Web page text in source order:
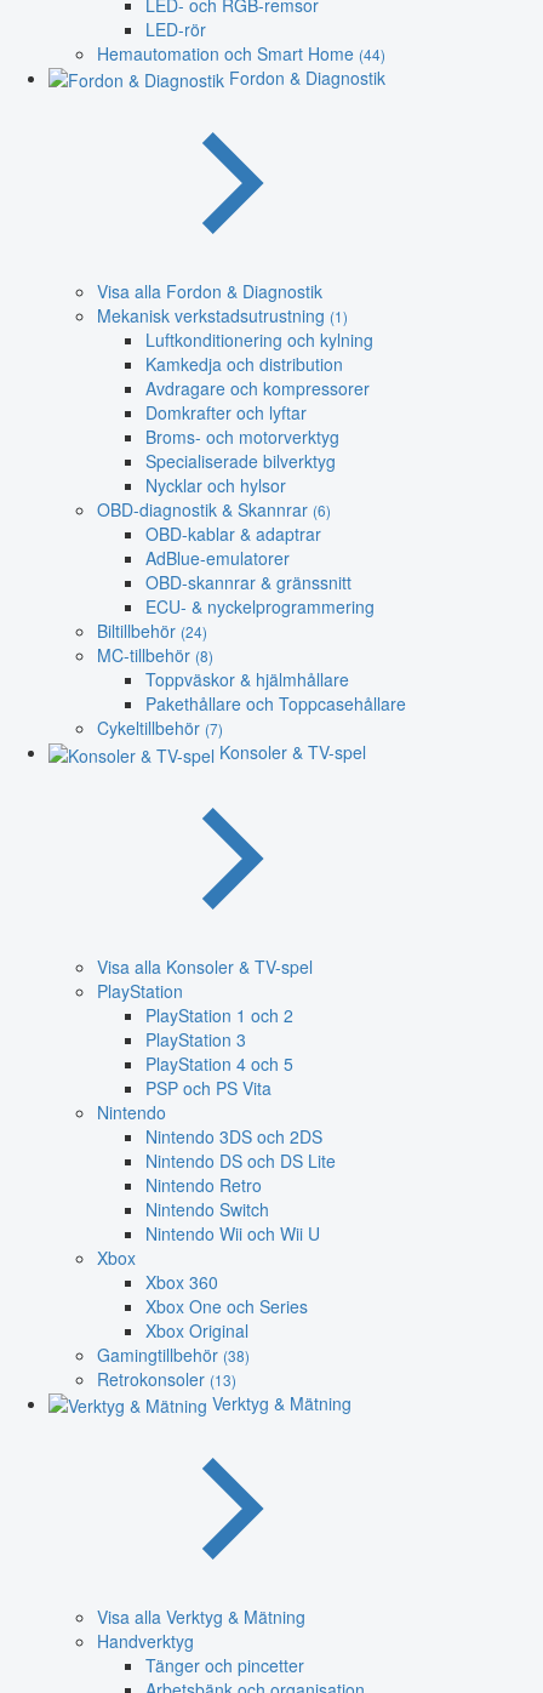
LED-rör
Hemautomation och Smart Home (44)
Fordon & Diagnostik
Visa alla Fordon & Diagnostik
Mekanisk verkstadsutrustning (1)
Luftkonditionering och kylning
Kamkedja och distribution
Avdragare och kompressorer
Domkrafter och lyftar
Broms- och motorverktyg
Specialiserade bilverktyg
Nycklar och hylsor
OBD-diagnostik & Skannrar (6)
OBD-kablar & adaptrar
AdBlue-emulatorer
OBD-skannrar & gränssnitt
ECU- & nyckelprogrammering
Biltillbehör (24)
MC-tillbehör (8)
Toppväskor & hjälmhållare
Pakethållare och Toppcasehållare
Cykeltillbehör (7)
Konsoler & TV-spel
Visa alla Konsoler & TV-spel
PlayStation
PlayStation 1 och 2
PlayStation 3
PlayStation 4 och 5
PSP och PS Vita
Nintendo
Nintendo 3DS och 2DS
Nintendo DS och DS Lite
Nintendo Retro
Nintendo Switch
Nintendo Wii och Wii U
Xbox
Xbox 360
Xbox One och Series
Xbox Original
Gamingtillbehör (38)
Retrokonsoler (13)
Verktyg & Mätning
Visa alla Verktyg & Mätning
Handverktyg
Tänger och pincetter